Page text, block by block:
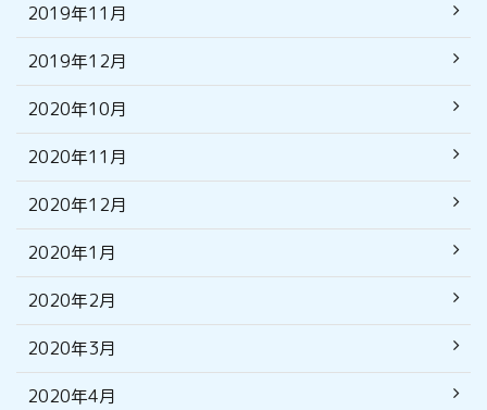
2019年11月
2019年12月
2020年10月
2020年11月
2020年12月
2020年1月
2020年2月
2020年3月
2020年4月